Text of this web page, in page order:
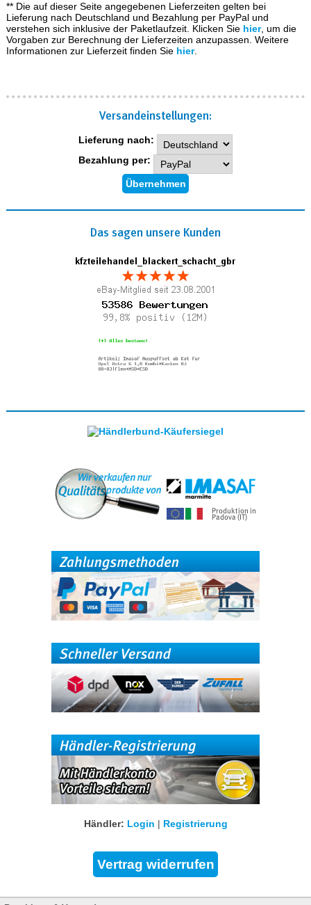
** Die auf dieser Seite angegebenen Lieferzeiten gelten bei
Lieferung nach Deutschland und Bezahlung per PayPal und
verstehen sich inklusive der Paketlaufzeit. Klicken Sie hier, um die
Vorgaben zur Berechnung der Lieferzeiten anzupassen. Weitere
Informationen zur Lieferzeit finden Sie hier.
Versand­einstellungen:
Lieferung nach:
Bezahlung per:
Das sagen unsere Kunden
Händler: Login | Registrierung